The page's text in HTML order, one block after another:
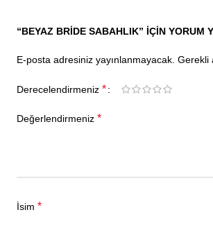
“BEYAZ BRIDE SABAHLIK” IÇIN YORUM
E-posta adresiniz yayınlanmayacak. Gerekli
Derecelendirmeniz *
Değerlendirmeniz *
İsim *